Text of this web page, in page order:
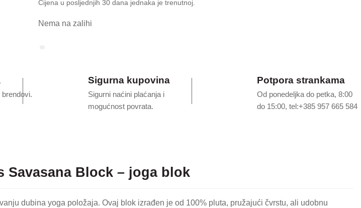
je:
15.20€.
Cijena u posljednjih 30 dana jednaka je trenutnoj.
Nema na zalihi
Sigurna kupovina
Sigurni naćini plaćanja i
mogućnost povrata.
Potpora strankama
Od ponedeljka do petka, 8:00
do 15:00, tel:+385 957 665 584
Savasana Block – joga blok
dubina yoga položaja. Ovaj blok izrađen je od 100% pluta, pružajući čvrstu, ali udobnu